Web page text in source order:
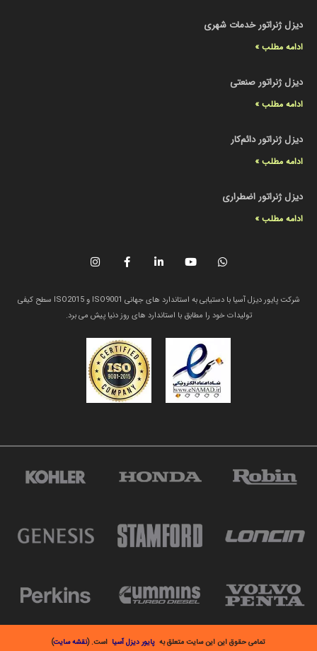
دیزل ژنراتور خدمات شهری
ادامه مطلب »
دیزل ژنراتور صنعتی
ادامه مطلب »
دیزل ژنراتور دائم‌کار
ادامه مطلب »
دیزل ژنراتور اضطراری
ادامه مطلب »
شرکت پایور دیزل آسیا با دستیابی به استاندارد های جهانی ISO9001 و ISO2015 سطح کیفی
تولیدات خود را مطابق با استاندارد های روز دنیا پیش می برد.
تمامی حقوق این این سایت متعلق به پایور دیزل آسیا است. (نقشه سایت)